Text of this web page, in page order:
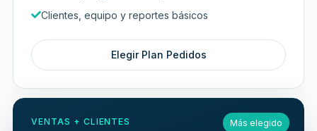
Clientes, equipo y reportes básicos
Elegir Plan Pedidos
Más elegido
VENTAS + CLIENTES